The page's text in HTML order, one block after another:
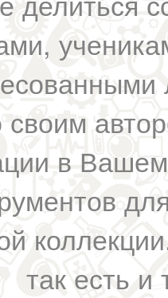
своим
в
так есть и